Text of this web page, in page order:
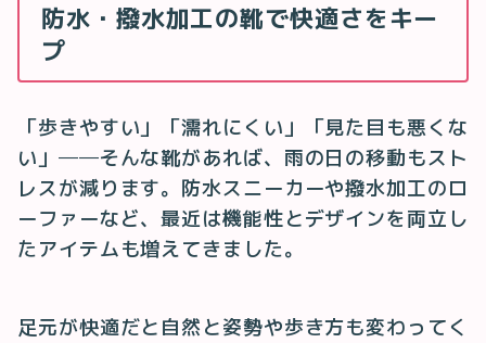
防水・撥水加工の靴で快適さをキー
プ
「歩きやすい」「濡れにくい」「見た目も悪くな
い」──そんな靴があれば、雨の日の移動もスト
レスが減ります。防水スニーカーや撥水加工のロ
ーファーなど、最近は機能性とデザインを両立し
たアイテムも増えてきました。
足元が快適だと自然と姿勢や歩き方も変わってく